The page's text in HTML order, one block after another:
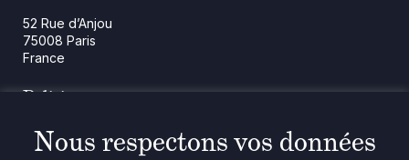
52 Rue d’Anjou
75008 Paris
France
Politique
Notices réglementaires
Nous respectons vos données